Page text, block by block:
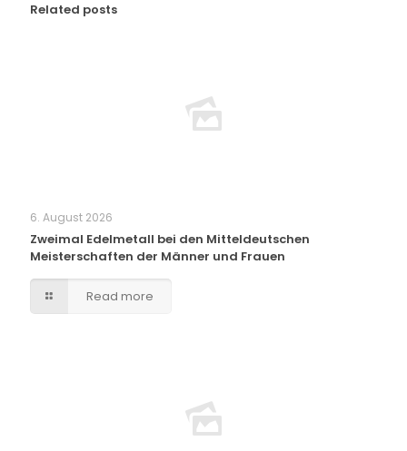
Related posts
6. August 2026
Zweimal Edelmetall bei den Mitteldeutschen
Meisterschaften der Männer und Frauen
Read more